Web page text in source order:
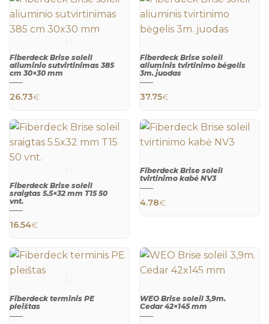
Fiberdeck Brise soleil
aliuminio sutvirtinimas 385
cm 30×30 mm
26.73€
Fiberdeck Brise soleil
aliuminis tvirtinimo bėgelis
3m. juodas
37.75€
Fiberdeck Brise soleil
sraigtas 5.5×32 mm T15 50
vnt.
16.54€
Fiberdeck Brise soleil
tvirtinimo kabė NV3
4.78€
Fiberdeck terminis PE
pleištas
WEO Brise soleil 3,9m.
Cedar 42×145 mm